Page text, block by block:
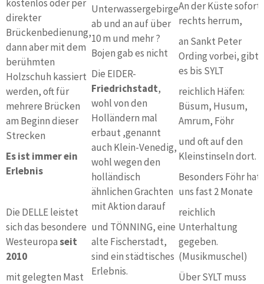
kostenlos oder per
direkter
Brückenbedienung,
dann aber mit dem
berühmten
Holzschuh kassiert
werden, oft für
mehrere Brücken
am Beginn dieser
Strecken
Es ist immer ein
Erlebnis
Die DELLE leistet
sich das besondere
Westeuropaseit
2010
mit gelegten Mast
Unterwassergebirge
ab und an auf über
10 m und mehr ?
Bojen gab es nicht
Die EIDER-
Friedrichstadt,
wohl von den
Holländern mal
erbaut ,genannt
auch Klein-Venedig,
wohl wegen den
holländisch
ähnlichen Grachten
mit Aktion darauf
und TÖNNING, eine
alte Fischerstadt,
sind ein städtisches
Erlebnis.
An der Küste sofort
rechts herrum,
an Sankt Peter
Ording vorbei, gibt
es bis SYLT
reichlich Häfen:
Büsum, Husum,
Amrum, Föhr
und oft auf den
Kleinstinseln dort.
Besonders Föhr hat
uns fast 2 Monate
reichlich
Unterhaltung
gegeben.
(Musikmuschel)
Über SYLT muss